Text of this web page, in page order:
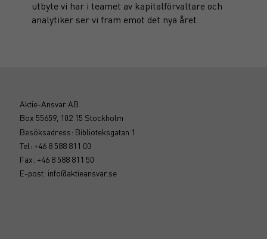
utbyte vi har i teamet av kapitalförvaltare och
analytiker ser vi fram emot det nya året.
Aktie-Ansvar AB
Box 55659, 102 15 Stockholm
Besöksadress: Biblioteksgatan 1
Tel: +46 8 588 811 00
Fax: +46 8 588 811 50
E-post: info@aktieansvar.se